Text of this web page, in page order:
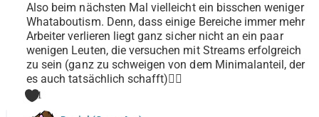
Also beim nächsten Mal vielleicht ein bisschen weniger
Whataboutism. Denn, dass einige Bereiche immer mehr
Arbeiter verlieren liegt ganz sicher nicht an ein paar
wenigen Leuten, die versuchen mit Streams erfolgreich
zu sein (ganz zu schweigen von dem Minimalanteil, der
es auch tatsächlich schafft)🤷‍♂️
1